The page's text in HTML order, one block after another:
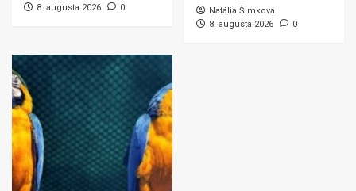
8. augusta 2026
0
Natália Šimková
8. augusta 2026
0